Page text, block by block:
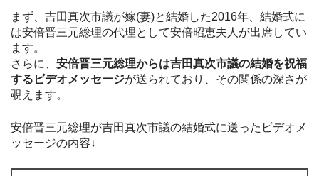
まず、吉田真次市議が嫁(妻)と結婚した2016年、結婚式に
は安倍晋三元総理の代理として安倍昭恵夫人が出席してい
ます。
さらに、 安倍晋三元総理からは吉田真次市議の結婚を祝福
するビデオメッセージが送られており、その関係の深さが
覗えます。
安倍晋三元総理が吉田真次市議の結婚式に送ったビデオメ
ッセージの内容↓